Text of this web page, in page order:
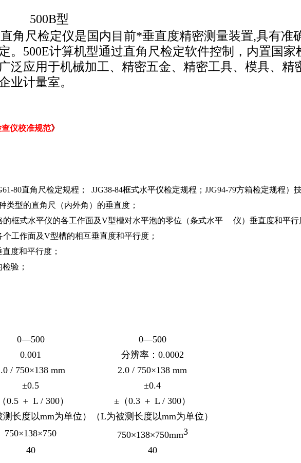
500B型
角尺检定仪是国内目前*垂直度精密测量装置,具有准
。500E计算机型通过直角尺检定软件控制，内置国
泛应用于机械加工、精密五金、精密工具、模具、
业计量室。
查仪校准规范》
80直角尺检定规程； JJG38-84框式水平仪检定规程；JJG94-79方箱检定规程）
类型的直角尺（内外角）的垂直度；
的框式水平仪的各工作面及V型槽对水平泡的零位（条式水平 仪）垂直度和平行
工作面及V型槽的相互垂直度和平行度；
度和平行度；
验；
0—500
0—500
0.001
分辨率：0.0002
/ 750×138 mm 2.0 / 750×138 mm
±0.5 ±0.4
0.5 ＋ L / 300）
测长度以mm为单位）
±（0.3 ＋ L / 300）
（L为被测长度以mm为单位）
750×138×750 750×138×750mm3
40 40